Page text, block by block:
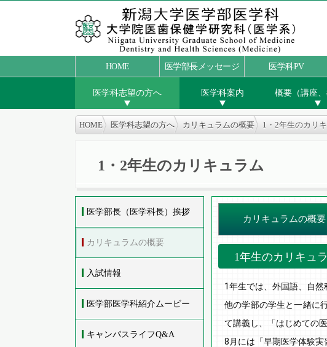
HOME 医学部長メッセージ 医学科PV
医学科志望の方へ 医学科案内 概要（講座、
HOME 医学科志望の方へ カリキュラムの概要 1・2年生のカリ
1・2年生のカリキュラム
医学部長（医学科長）挨拶
カリキュラムの概要
入試情報
医学部医学科紹介ムービー
キャンパスライフQ&A
カリキュラムの概要
1年生のカリキュ
1年生では、外国語、自
他の学部の学生と一緒に
て講義し、「はじめての
8月には「早期医学体験